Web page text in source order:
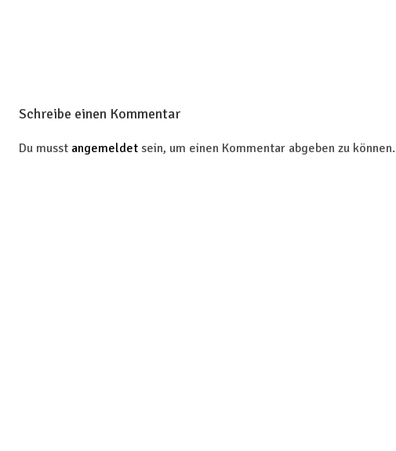
Schreibe einen Kommentar
Du musst angemeldet sein, um einen Kommentar abgeben zu können.